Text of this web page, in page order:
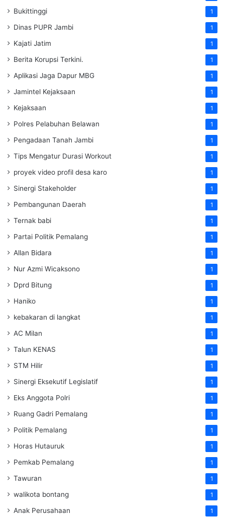
Bukittinggi 1
Dinas PUPR Jambi 1
Kajati Jatim 1
Berita Korupsi Terkini. 1
Aplikasi Jaga Dapur MBG 1
Jamintel Kejaksaan 1
Kejaksaan 1
Polres Pelabuhan Belawan 1
Pengadaan Tanah Jambi 1
Tips Mengatur Durasi Workout 1
proyek video profil desa karo 1
Sinergi Stakeholder 1
Pembangunan Daerah 1
Ternak babi 1
Partai Politik Pemalang 1
Allan Bidara 1
Nur Azmi Wicaksono 1
Dprd Bitung 1
Haniko 1
kebakaran di langkat 1
AC Milan 1
Talun KENAS 1
STM Hilir 1
Sinergi Eksekutif Legislatif 1
Eks Anggota Polri 1
Ruang Gadri Pemalang 1
Politik Pemalang 1
Horas Hutauruk 1
Pemkab Pemalang 1
Tawuran 1
walikota bontang 1
Anak Perusahaan 1